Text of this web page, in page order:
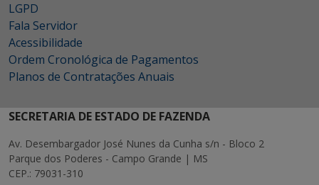
LGPD
Fala Servidor
Acessibilidade
Ordem Cronológica de Pagamentos
Planos de Contratações Anuais
SECRETARIA DE ESTADO DE FAZENDA
Av. Desembargador José Nunes da Cunha s/n - Bloco 2
Parque dos Poderes - Campo Grande | MS
CEP.: 79031-310